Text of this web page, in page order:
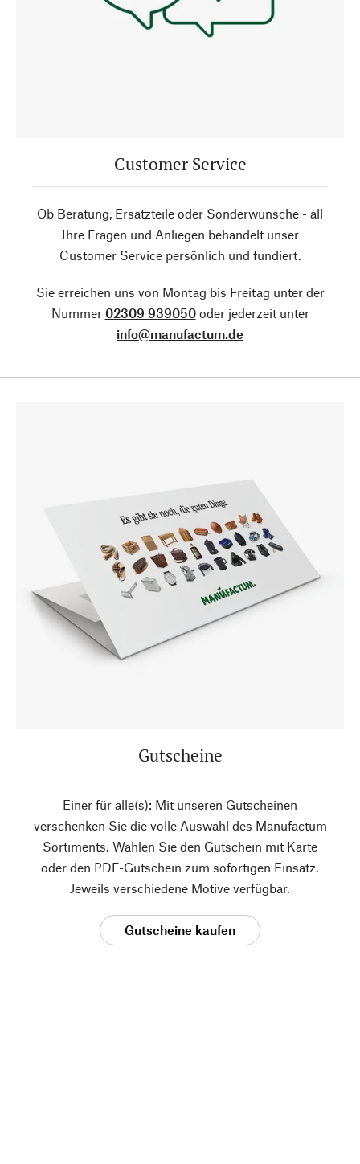
Customer Service
Ob Beratung, Ersatzteile oder Sonderwünsche - all
Ihre Fragen und Anliegen behandelt unser
Customer Service persönlich und fundiert.
Sie erreichen uns von Montag bis Freitag unter der
Nummer 02309 939050oder jederzeit unter
info@manufactum.de
Gutscheine
Einer für alle(s): Mit unseren Gutscheinen
verschenken Sie die volle Auswahl des Manufactum
Sortiments. Wählen Sie den Gutschein mit Karte
oder den PDF-Gutschein zum sofortigen Einsatz.
Jeweils verschiedene Motive verfügbar.
Gutscheine kaufen